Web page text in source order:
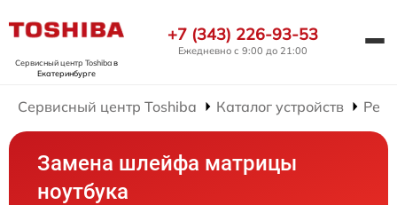
Сервисный центр Toshibaв
Екатеринбурге
+7 (343) 226-93-53
Ежедневно с 9:00 до 21:00
Сервисный центр Toshiba Каталог устройств
Замена шлейфа матрицы
ноутбука